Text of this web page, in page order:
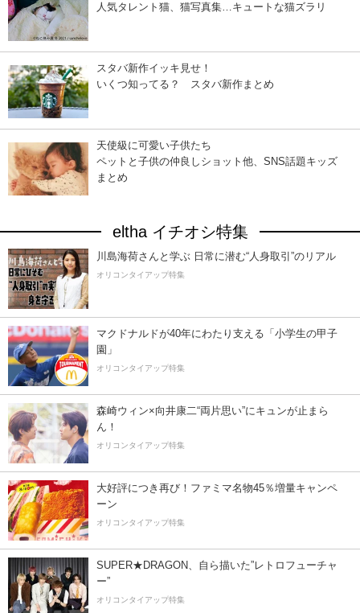
人気タレント猫、猫写真集…キュートな猫ズラリ
スタバ新作イッキ見せ！
いくつ知ってる？ スタバ新作まとめ
天使級に可愛い子供たち
ペットと子供の仲良しショット他、SNS話題キッズ
まとめ
eltha イチオシ特集
川島海荷さんと学ぶ 日常に潜む“人身取引”のリアル
オリコンタイアップ特集
マクドナルドが40年にわたり支える「小学生の甲子
園」
オリコンタイアップ特集
森崎ウィン×向井康二“両片思い”にキュンが止まら
ん！
オリコンタイアップ特集
大好評につき再び！ファミマ名物45％増量キャンペ
ーン
オリコンタイアップ特集
SUPER★DRAGON、自ら描いた”レトロフューチャ
ー”
オリコンタイアップ特集